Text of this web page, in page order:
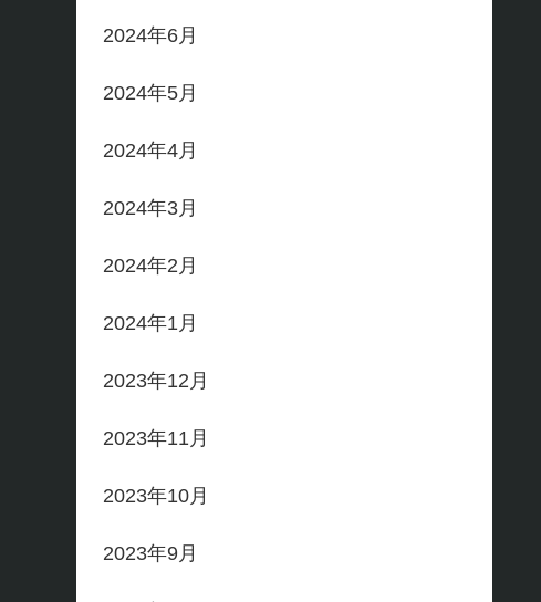
2024年6月
2024年5月
2024年4月
2024年3月
2024年2月
2024年1月
2023年12月
2023年11月
2023年10月
2023年9月